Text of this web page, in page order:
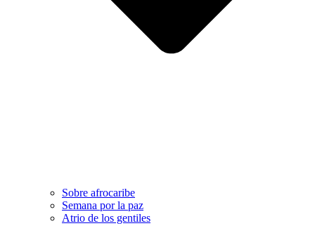
Sobre afrocaribe
Semana por la paz
Atrio de los gentiles